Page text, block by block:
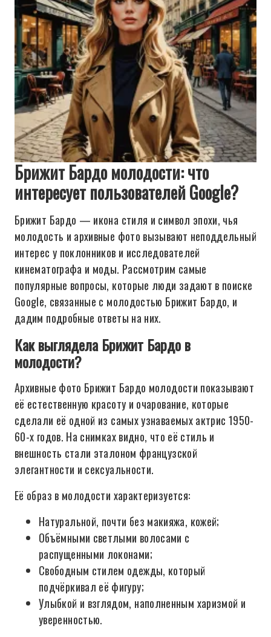
Брижит Бардо молодости: что
интересует пользователей Google?
Брижит Бардо — икона стиля и символ эпохи, чья
молодость и архивные фото вызывают неподдельный
интерес у поклонников и исследователей
кинематографа и моды. Рассмотрим самые
популярные вопросы, которые люди задают в поиске
Google, связанные с молодостью Брижит Бардо, и
дадим подробные ответы на них.
Как выглядела Брижит Бардо в
молодости?
Архивные фото Брижит Бардо молодости показывают
её естественную красоту и очарование, которые
сделали её одной из самых узнаваемых актрис 1950-
60-х годов. На снимках видно, что её стиль и
внешность стали эталоном французской
элегантности и сексуальности.
Её образ в молодости характеризуется:
Натуральной, почти без макияжа, кожей;
Объёмными светлыми волосами с
распущенными локонами;
Свободным стилем одежды, который
подчёркивал её фигуру;
Улыбкой и взглядом, наполненным харизмой и
уверенностью.